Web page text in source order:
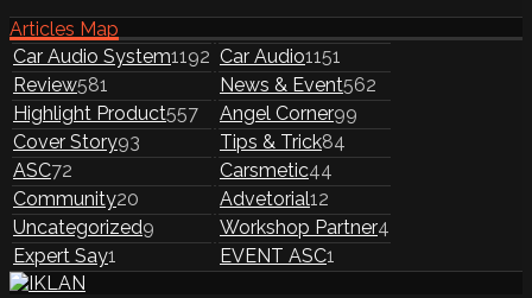
Articles Map
Car Audio System1192 Car Audio1151
Review581 News & Event562
Highlight Product557 Angel Corner99
Cover Story93 Tips & Trick84
ASC72 Carsmetic44
Community20 Advetorial12
Uncategorized9 Workshop Partner4
Expert Say1 EVENT ASC1